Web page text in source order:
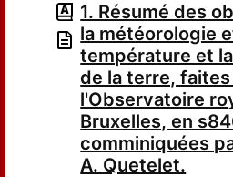
1. Résumé des
la météorologie
température et
de la terre, faites
l'Observatoire
Bruxelles, en
comminiquées
A. Quetelet.